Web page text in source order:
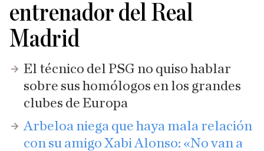
entrenador del Real
Madrid
El técnico del PSG no quiso hablar
sobre sus homólogos en los grandes
clubes de Europa
Arbeloa niega que haya mala relación
con su amigo Xabi Alonso: «No van a